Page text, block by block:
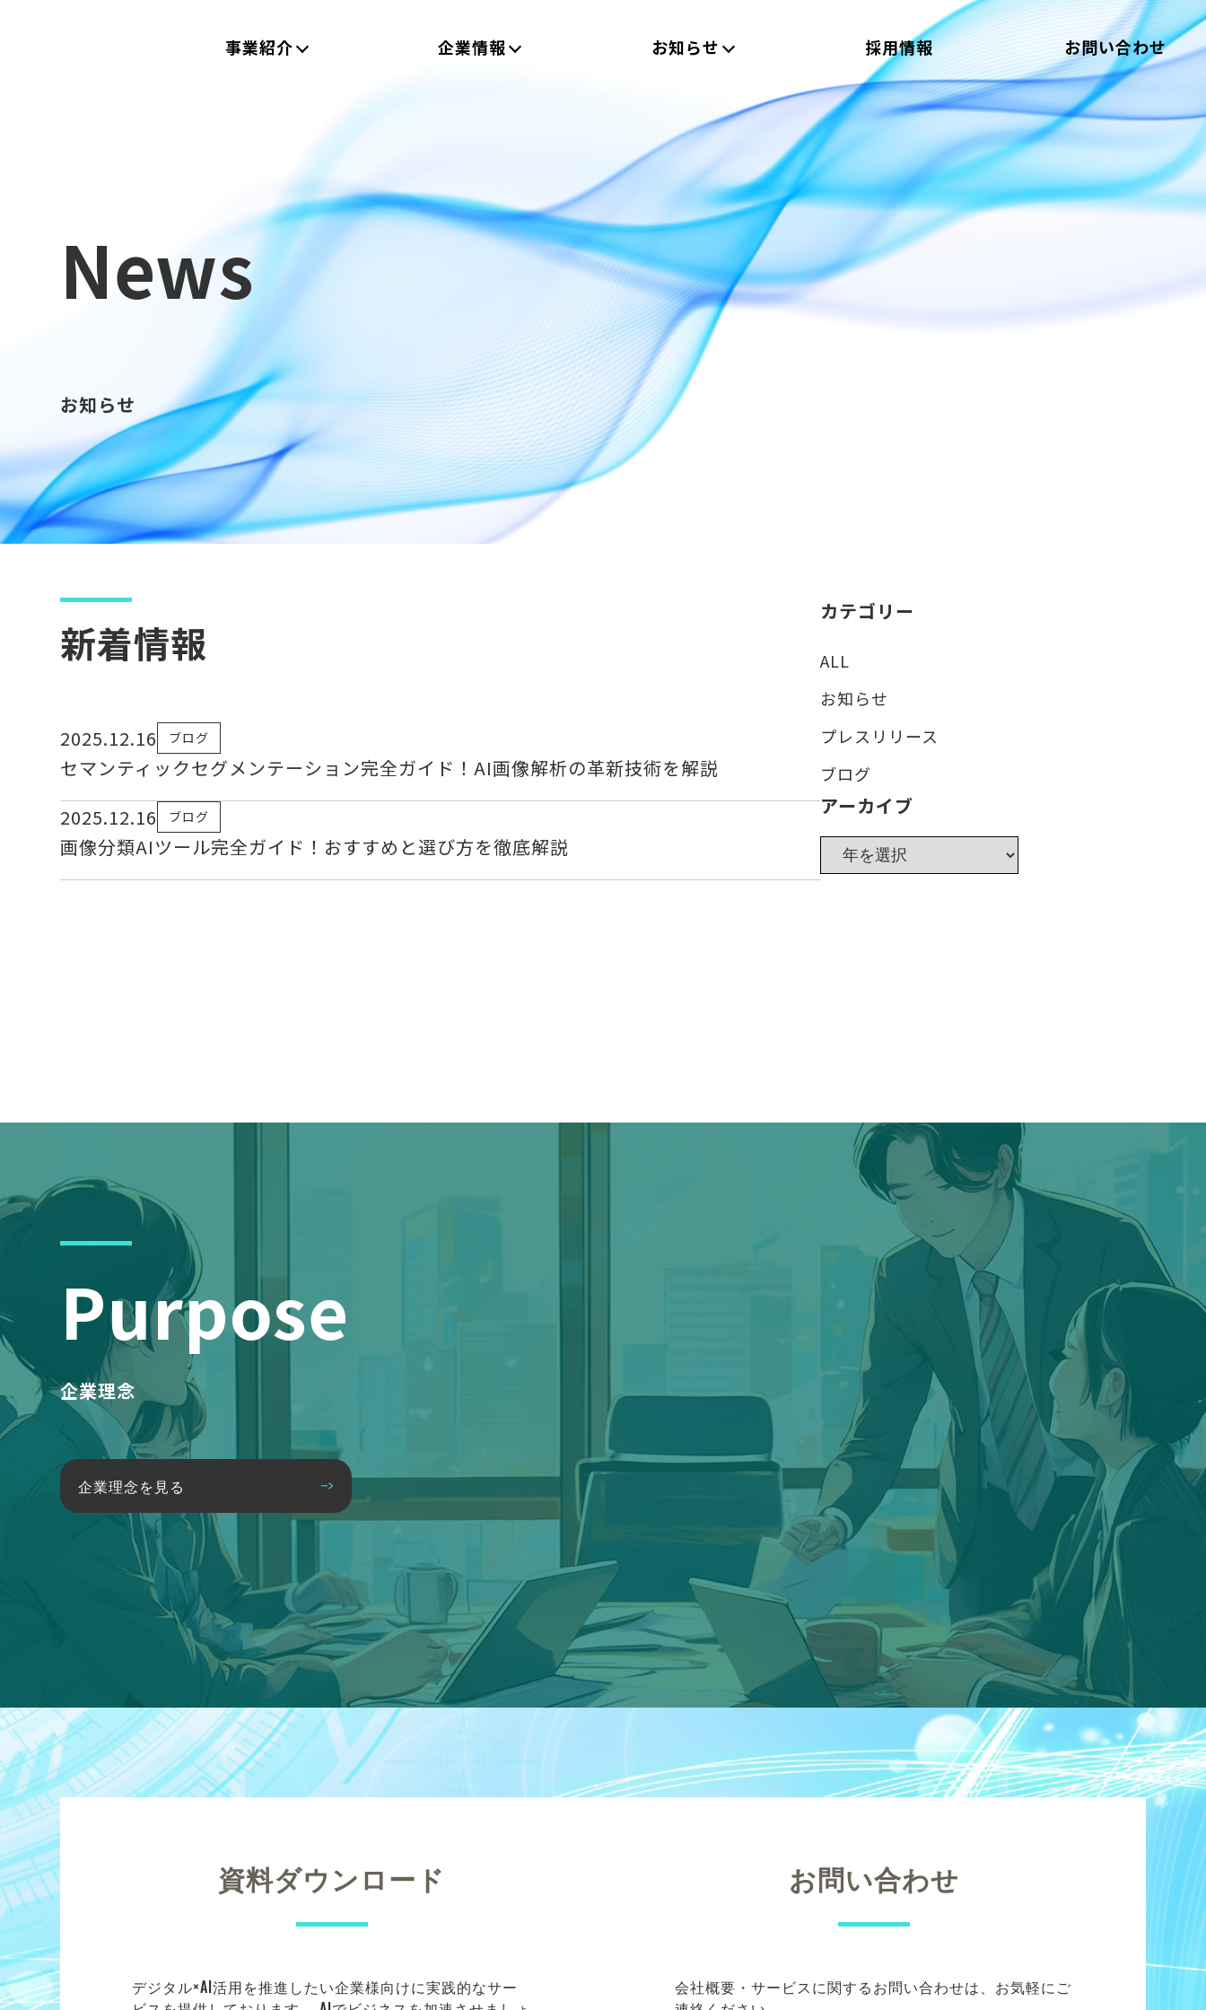
事業紹介 企業情報 お知らせ 採用情報 お問い合わせ
News
お知らせ
新着情報
2025.12.16 ブログ
セマンティックセグメンテーション完全ガイド！AI画像解析の革新技術を解説
2025.12.16
ブログ
画像分類AIツール完全ガイド！おすすめと選び方を徹底解説
カテゴリー
ALL
お知らせ
プレスリリース
ブログ
アーカイブ
Purpose
企業理念
企業理念を見る
資料ダウンロード
デジタル×AI活用を推進したい企業様向けに実践的なサー
お問い合わせ
会社概要・サービスに関するお問い合わせは、お気軽にご